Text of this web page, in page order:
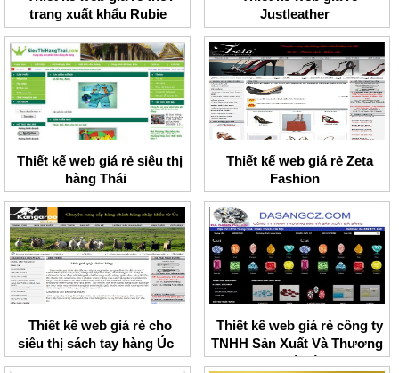
trang xuất khẩu Rubie
shop
Justleather
Thiết kế web giá rẻ siêu thị
hàng Thái
Thiết kế web giá rẻ Zeta
Fashion
Thiết kế web giá rẻ cho
siêu thị sách tay hàng Úc
Thiết kế web giá rẻ công ty
TNHH Sản Xuất Và Thương
Mại Đá Sáng